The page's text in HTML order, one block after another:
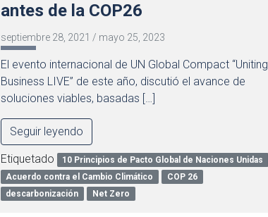
antes de la COP26
septiembre 28, 2021 / mayo 25, 2023
El evento internacional de UN Global Compact “Uniting
Business LIVE” de este año, discutió el avance de
soluciones viables, basadas […]
Seguir leyendo
Etiquetado
10 Principios de Pacto Global de Naciones Unidas
Acuerdo contra el Cambio Climático
COP 26
descarbonización
Net Zero